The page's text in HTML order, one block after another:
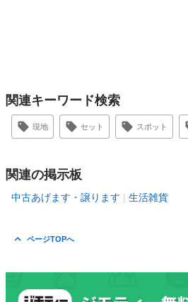
関連キーワード検索
現地 セット スポット
関連の掲示板
中古あげます・譲ります 生活雑貨
ページTOPへ